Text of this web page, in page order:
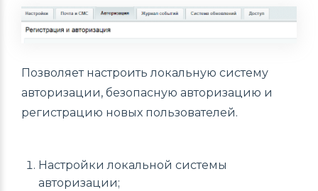
Позволяет настроить локальную систему
авторизации, безопасную авторизацию и
регистрацию новых пользователей.
Настройки локальной системы
авторизации;